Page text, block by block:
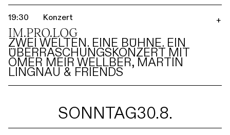
19:30 Konzert
IM.PRO.LOG
ZWEI WELTEN. EINE BÜHNE. EIN
ÜBERRASCHUNGSKONZERT MIT
OMER MEIR WELLBER, MARTIN
LINGNAU & FRIENDS
+
SONNTAG30.8.